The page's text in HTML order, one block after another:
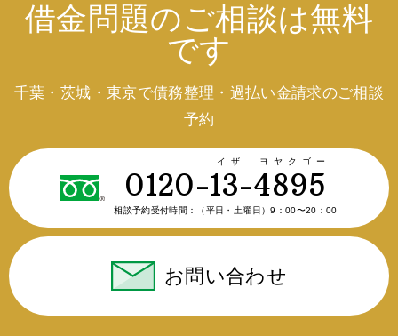
借金問題のご相談は無料
です
千葉・茨城・東京で債務整理・過払い金請求のご相談
予約
0120-13-4895
イザ ヨヤクゴー
相談予約受付時間： （平日・土曜日）9：00〜20：00
お問い合わせ